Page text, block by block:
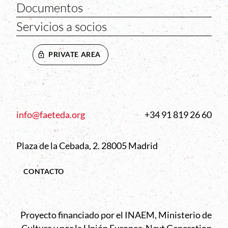
Documentos
Servicios a socios
PRIVATE AREA
info@faeteda.org +34 91 819 26 60
Plaza de la Cebada, 2. 28005 Madrid
CONTACTO
Proyecto financiado por el INAEM, Ministerio de